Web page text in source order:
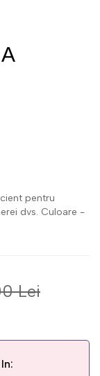
pentru
dvs. Culoare -
Lei